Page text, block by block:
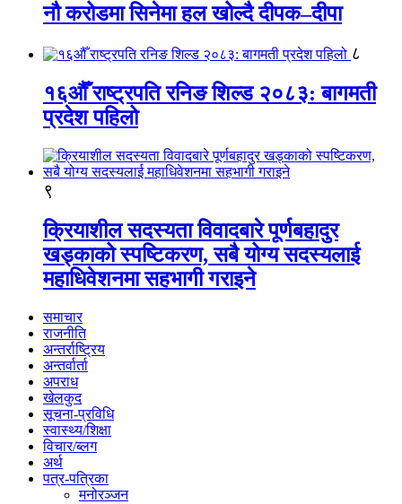
नौ करोडमा सिनेमा हल खोल्दै दीपक–दीपा
८
१६औँ राष्ट्रपति रनिङ शिल्ड २०८३: बागमती
प्रदेश पहिलो
९
क्रियाशील सदस्यता विवादबारे पूर्णबहादुर
खड्काको स्पष्टिकरण, सबै योग्य सदस्यलाई
महाधिवेशनमा सहभागी गराइने
समाचार
राजनीति
अन्तर्राष्ट्रिय
अन्तर्वार्ता
अपराध
खेलकुद
सूचना-प्रविधि
स्वास्थ्य/शिक्षा
विचार/ब्लग
अर्थ
पत्र-पत्रिका
मनोरञ्जन